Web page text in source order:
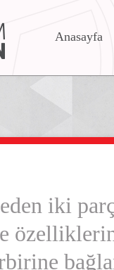
Anasayfa
iki